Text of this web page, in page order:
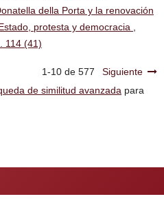
della Porta y la renovación
protesta y democracia
114 (41)
1-10 de 577
Siguiente
de similitud avanzada para